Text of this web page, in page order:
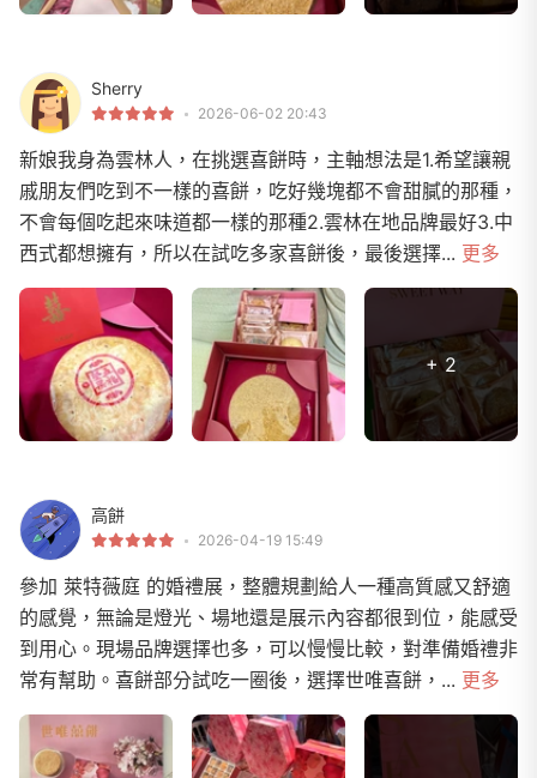
Sherry
2026-06-02 20:43
新娘我身為雲林人，在挑選喜餅時，主軸想法是1.希望讓親
戚朋友們吃到不一樣的喜餅，吃好幾塊都不會甜膩的那種，
不會每個吃起來味道都一樣的那種2.雲林在地品牌最好3.中
西式都想擁有，所以在試吃多家喜餅後，最後選擇... 更多
+ 2
高餅
2026-04-19 15:49
參加 萊特薇庭 的婚禮展，整體規劃給人一種高質感又舒適
的感覺，無論是燈光、場地還是展示內容都很到位，能感受
到用心。現場品牌選擇也多，可以慢慢比較，對準備婚禮非
常有幫助。喜餅部分試吃一圈後，選擇世唯喜餅，... 更多